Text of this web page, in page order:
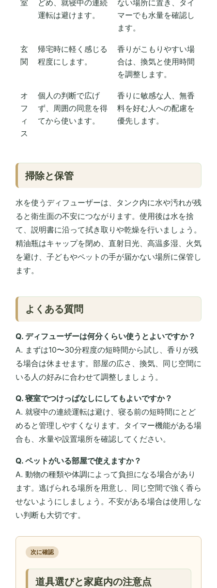
室
どめ、就寝中の連続
運転は避けます。
ない場所に置き、タイ
マーでも水量を確認し
ます。
玄
関
帰宅時に軽く感じる
程度にします。
香りがこもりやすい場
合は、換気と使用時間
を調整します。
オ
フ
ィ
ス
個人の判断で広げ
ず、周囲の同意を得
てから使います。
香りに敏感な人、無香
料を好む人への配慮を
優先します。
掃除と保管
水を使うディフューザーは、タンク内に水や汚れが残
ると衛生面の不安につながります。使用後は水を捨
て、説明書に沿って拭き取りや乾燥を行いましょう。
精油瓶はキャップを閉め、直射日光、高温多湿、火気
を避け、子どもやペットの手が届かない場所に保管し
ます。
よくある質問
Q. ディフューザーは何分くらい使うとよいですか？
A. まずは10〜30分程度の短時間から試し、香りが残
る場合は休ませます。部屋の広さ、換気、同じ空間に
いる人の好みに合わせて調整しましょう。
Q. 寝室でつけっぱなしにしてもよいですか？
A. 就寝中の連続運転は避け、寝る前の短時間にとど
めると管理しやすくなります。タイマー機能がある場
合も、水量や設置場所を確認してください。
Q. ペットがいる部屋で使えますか？
A. 動物の種類や体調によって負担になる場合があり
ます。逃げられる場所を用意し、同じ空間で強く香ら
せないようにしましょう。不安がある場合は使用しな
い判断も大切です。
次に確認
道具選びと家庭内の注意点